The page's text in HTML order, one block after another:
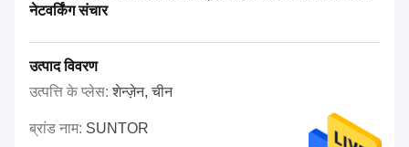
नेटवर्किंग संचार
उत्पाद विवरण
उत्पत्ति के प्लेस:शेन्ज़ेन, चीन
ब्रांड नाम: SUNTOR